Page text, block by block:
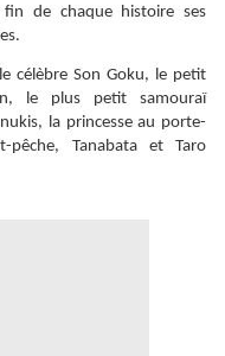
de chaque histoire ses
célèbre Son Goku, le petit
le plus petit samouraï
la princesse au porte-
Tanabata et Taro